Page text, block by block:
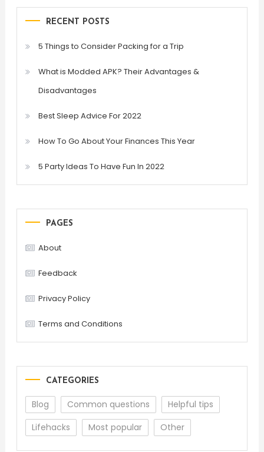
RECENT POSTS
5 Things to Consider Packing for a Trip
What is Modded APK? Their Advantages &
Disadvantages
Best Sleep Advice For 2022
How To Go About Your Finances This Year
5 Party Ideas To Have Fun In 2022
PAGES
About
Feedback
Privacy Policy
Terms and Conditions
CATEGORIES
Blog Common questions
Helpful tips
Lifehacks
Most popular Other